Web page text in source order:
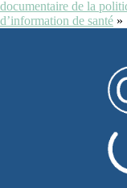
documentaire de la
d’information de santé »